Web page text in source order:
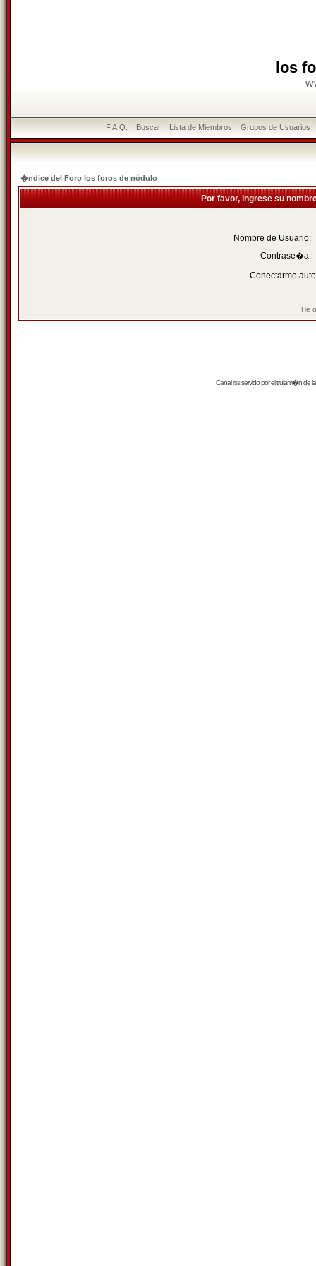
los
F.A.Q. Buscar Lista de Miembros Grupos de Usuarios
�ndice del Foro los foros de nódulo
Por favor, ingrese su
Nombre de Usuario:
Contrase�a:
Conectarme
He
Canalrssservido por eltrujam�nde